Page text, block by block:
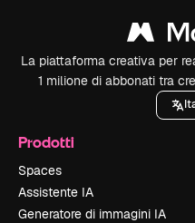
La piattaforma creativa per
1 milione di abbonati tra
Prodotti
Spaces
Assistente IA
Generatore di immagini IA